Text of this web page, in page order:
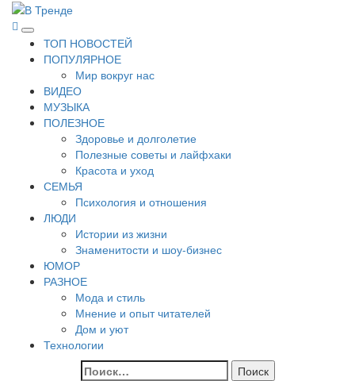
Перейти
содержимому
В Тренде
Самые свежие новости интернета
Основное
меню
ТОП НОВОСТЕЙ
ПОПУЛЯРНОЕ
Мир вокруг нас
ВИДЕО
МУЗЫКА
ПОЛЕЗНОЕ
Здоровье и долголетие
Полезные советы и лайфхаки
Красота и уход
СЕМЬЯ
Психология и отношения
ЛЮДИ
Истории из жизни
Знаменитости и шоу-бизнес
ЮМОР
РАЗНОЕ
Мода и стиль
Мнение и опыт читателей
Дом и уют
Технологии
Найти: